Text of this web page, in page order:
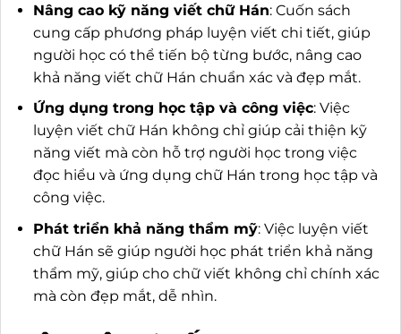
Nâng cao kỹ năng viết chữ Hán: Cuốn sách
cung cấp phương pháp luyện viết chi tiết, giúp
người học có thể tiến bộ từng bước, nâng cao
khả năng viết chữ Hán chuẩn xác và đẹp mắt.
Ứng dụng trong học tập và công việc: Việc
luyện viết chữ Hán không chỉ giúp cải thiện kỹ
năng viết mà còn hỗ trợ người học trong việc
đọc hiểu và ứng dụng chữ Hán trong học tập và
công việc.
Phát triển khả năng thẩm mỹ: Việc luyện viết
chữ Hán sẽ giúp người học phát triển khả năng
thẩm mỹ, giúp cho chữ viết không chỉ chính xác
mà còn đẹp mắt, dễ nhìn.